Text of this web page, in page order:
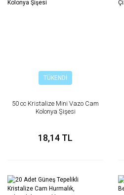
TÜKENDİ
50 cc Kristalize Mini Vazo Cam
Kolonya Şişesi
18,14 TL